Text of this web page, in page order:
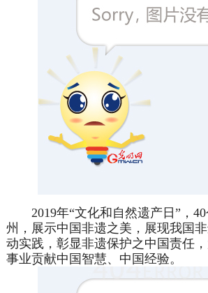
2019年“文化和自然遗产日”，40
州，展示中国非遗之美，展现我国
动实践，彰显非遗保护之中国责任
事业贡献中国智慧、中国经验。